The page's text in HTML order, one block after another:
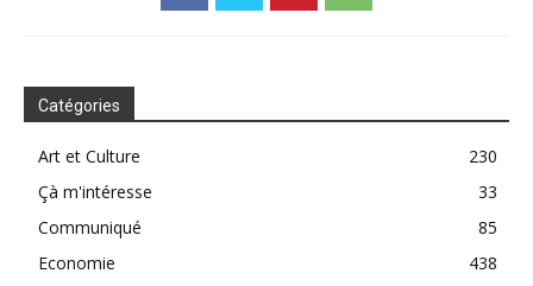
Catégories
Art et Culture
230
Çà m'intéresse
33
Communiqué
85
Economie
438